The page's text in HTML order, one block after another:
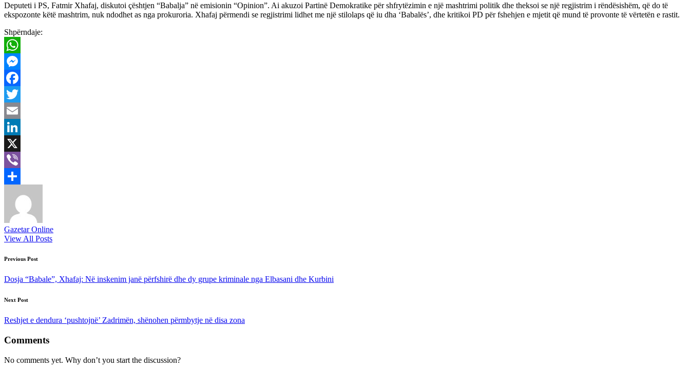
Deputeti i PS, Fatmir Xhafaj, diskutoi çështjen “Babalja” në emisionin “Opinion”. Ai akuzoi Partinë Demokratike për shfrytëzimin e një mashtrimi politik dhe theksoi se një regjistrim i rëndësishëm, që do të
ekspozonte këtë mashtrim, nuk ndodhet as nga prokuroria. Xhafaj përmendi se regjistrimi lidhet me një stilolaps që iu dha ‘Babalës’, dhe kritikoi PD për fshehjen e mjetit që mund të provonte të vërtetën e rastit.
Shpërndaje:
WhatsApp
Messenger
Facebook
Twitter
Email
LinkedIn
X
Viber
Gazetar Online
View All Posts
Post
navigation
Previous Post
Dosja “Babale”, Xhafaj: Në inskenim janë përfshirë dhe dy grupe kriminale nga Elbasani dhe Kurbini
Next Post
Reshjet e dendura ‘pushtojnë’ Zadrimën, shënohen përmbytje në disa zona
Comments
No comments yet. Why don’t you start the discussion?